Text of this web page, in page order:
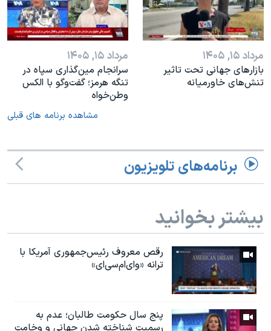
مرداد ۱۵, ۱۴۰۵
بازارهای جهانی تحت تاثیر
تنش‌های خاورمیانه
مرداد ۱۵, ۱۴۰۵
سرانجام مین‌گذاری‌ سپاه در
تنگه هرمز؛ گفت‌وگو با الکس
وطن‌خواه
مشاهده برنامه های قبلی
برنامه‌های تلویزیون
بیشتر بخوانید
رقص معروف رئیس‌جمهوری آمریکا با
ترانه «وای‌ام‌سی‌ای»
پنج سال حکومت طالبان؛ عدم به
رسمیت شناخته شدن جهانی و وخامت